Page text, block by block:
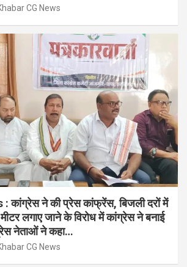
CG News
कांग्रेस ने की प्रेस कांफ्रेंस, बिजली दरों में
मीटर लगाए जाने के विरोध में कांग्रेस ने बनाई
नेताओं ने कहा…
CG News